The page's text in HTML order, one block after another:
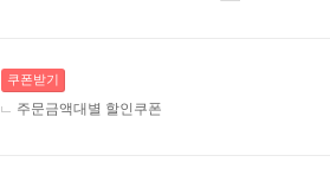
쿠폰받기
주문금액대별 할인쿠폰